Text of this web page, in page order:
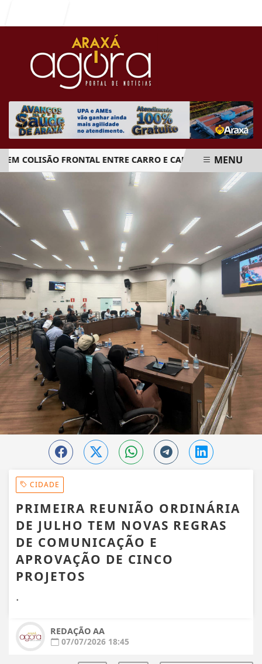
FRONTAL ENTRE CARRO E CAMINHÃO NA BR-262
EM ALTA
MENU
CIDADE
PRIMEIRA REUNIÃO ORDINÁRIA
DE JULHO TEM NOVAS REGRAS
DE COMUNICAÇÃO E
APROVAÇÃO DE CINCO
PROJETOS
.
REDAÇÃO AA
07/07/2026 18:45